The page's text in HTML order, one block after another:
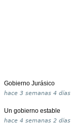
Gobierno Jurásico
hace 3 semanas 4 días
Un gobierno estable
hace 4 semanas 2 días